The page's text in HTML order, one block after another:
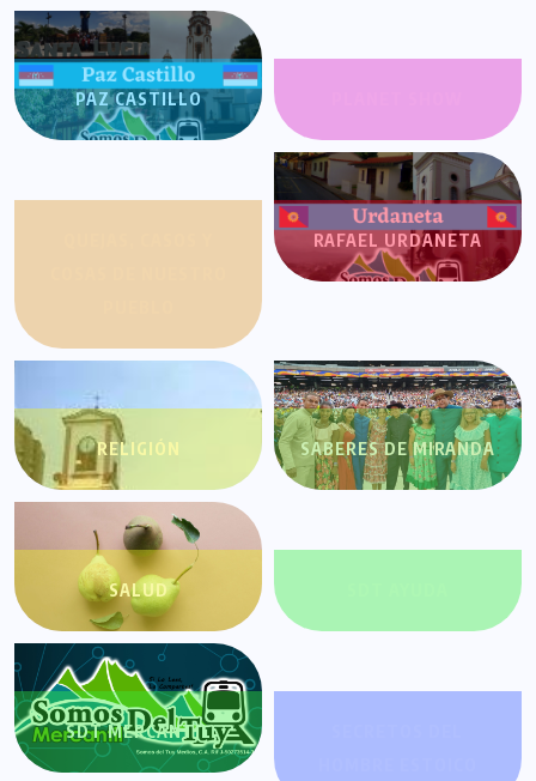
PAZ CASTILLO
RAFAEL URDANETA
RELIGIÓN SABERES DE MIRANDA
SALUD
SDT MERCANTIL